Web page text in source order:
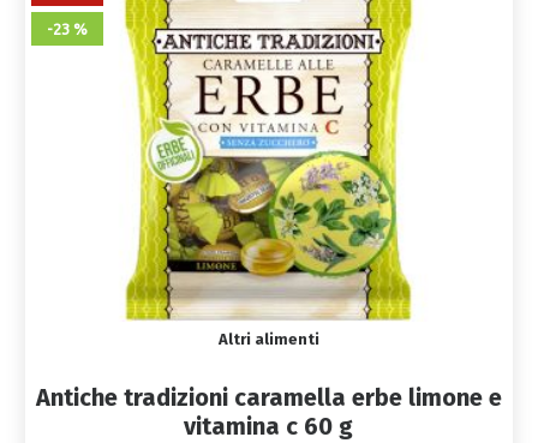
-23 %
Altri alimenti
Antiche tradizioni caramella erbe limone e
vitamina c 60 g